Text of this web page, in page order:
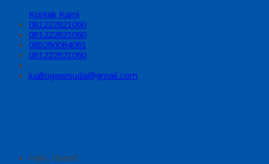
Kontak Kami
081222821060
081222821060
085280084081
081222821060
jualtogawisuda@gmail.com
Halo, Guest!